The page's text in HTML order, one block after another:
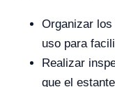
Organizar
uso para
Realizar
que el